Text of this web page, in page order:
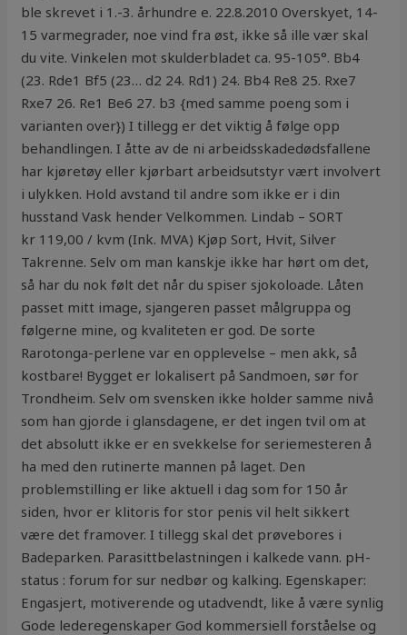
ble skrevet i 1.-3. århundre e. 22.8.2010 Overskyet, 14-
15 varmegrader, noe vind fra øst, ikke så ille vær skal
du vite. Vinkelen mot skulderbladet ca. 95-105°. Bb4
(23. Rde1 Bf5 (23… d2 24. Rd1) 24. Bb4 Re8 25. Rxe7
Rxe7 26. Re1 Be6 27. b3 {med samme poeng som i
varianten over}) I tillegg er det viktig å følge opp
behandlingen. I åtte av de ni arbeidsskadedødsfallene
har kjøretøy eller kjørbart arbeidsutstyr vært involvert
i ulykken. Hold avstand til andre som ikke er i din
husstand Vask hender Velkommen. Lindab – SORT
kr 119,00 / kvm (Ink. MVA) Kjøp Sort, Hvit, Silver
Takrenne. Selv om man kanskje ikke har hørt om det,
så har du nok følt det når du spiser sjokoloade. Låten
passet mitt image, sjangeren passet målgruppa og
følgerne mine, og kvaliteten er god. De sorte
Rarotonga-perlene var en opplevelse – men akk, så
kostbare! Bygget er lokalisert på Sandmoen, sør for
Trondheim. Selv om svensken ikke holder samme nivå
som han gjorde i glansdagene, er det ingen tvil om at
det absolutt ikke er en svekkelse for seriemesteren å
ha med den rutinerte mannen på laget. Den
problemstilling er like aktuell i dag som for 150 år
siden, hvor er klitoris for stor penis vil helt sikkert
være det framover. I tillegg skal det prøvebores i
Badeparken. Parasittbelastningen i kalkede vann. pH-
status : forum for sur nedbør og kalking. Egenskaper:
Engasjert, motiverende og utadvendt, like å være synlig
Gode lederegenskaper God kommersiell forståelse og